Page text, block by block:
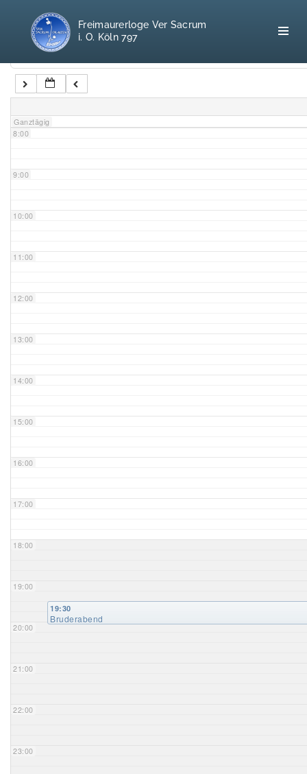
100 F.A.Q.
Unser Bijou
VS-Intern
Freimaurerloge Ver Sacrum
i. O. Köln 797
Kategorien
Ganztägig
7:00
8:00
9:00
10:00
11:00
12:00
13:00
14:00
15:00
16:00
17:00
18:00
19:00
20:00
21:00
22:00
23:00
19:30
Bruderabend